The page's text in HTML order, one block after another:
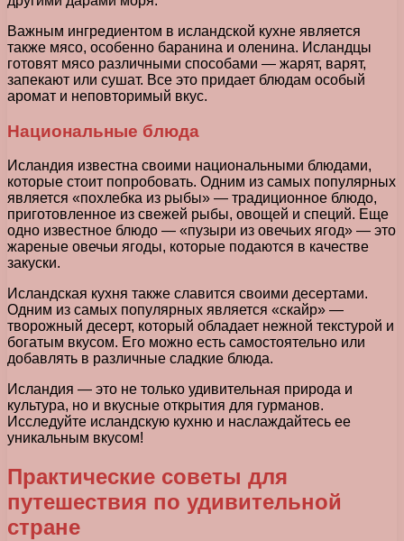
Важным ингредиентом в исландской кухне является
также мясо, особенно баранина и оленина. Исландцы
готовят мясо различными способами — жарят, варят,
запекают или сушат. Все это придает блюдам особый
аромат и неповторимый вкус.
Национальные блюда
Исландия известна своими национальными блюдами,
которые стоит попробовать. Одним из самых популярных
является «похлебка из рыбы» — традиционное блюдо,
приготовленное из свежей рыбы, овощей и специй. Еще
одно известное блюдо — «пузыри из овечьих ягод» — это
жареные овечьи ягоды, которые подаются в качестве
закуски.
Исландская кухня также славится своими десертами.
Одним из самых популярных является «скайр» —
творожный десерт, который обладает нежной текстурой и
богатым вкусом. Его можно есть самостоятельно или
добавлять в различные сладкие блюда.
Исландия — это не только удивительная природа и
культура, но и вкусные открытия для гурманов.
Исследуйте исландскую кухню и наслаждайтесь ее
уникальным вкусом!
Практические советы для
путешествия по удивительной
стране